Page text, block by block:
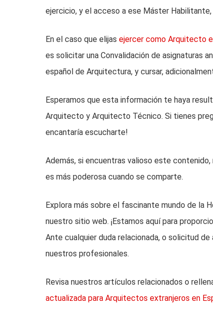
ejercicio, y el acceso a ese Máster
En el caso que elijas ejercer como Arquitecto
es solicitar una Convalidación de asignaturas
español de Arquitectura, y cursar,
Esperamos que esta información te haya
Arquitecto y Arquitecto Técnico. Si tienes
encantaría escucharte!
Además, si encuentras valioso este
es más poderosa cuando se comparte.
Explora más sobre el fascinante mundo de la
nuestro sitio web. ¡Estamos aquí para
Ante cualquier duda relacionada, o solicitud
nuestros profesionales.
Revisa nuestros artículos relacionados o
actualizada para Arquitectos extranjeros en